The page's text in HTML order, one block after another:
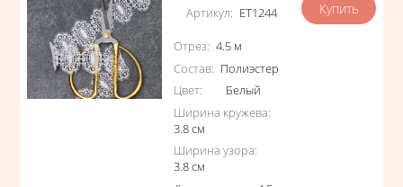
Артикул: ЕТ1244
Характеристики
Отрез: 4.5 м
Состав: Полиэстер
Цвет:
Белый
Ширина кружева:
3.8см
Ширина узора:
3.8см